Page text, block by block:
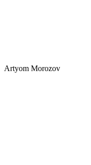
Artyom Morozov